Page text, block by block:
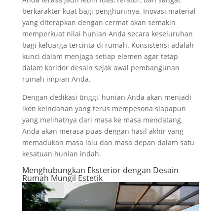
berkarakter kuat bagi penghuninya. Inovasi material
yang diterapkan dengan cermat akan semakin
memperkuat nilai hunian Anda secara keseluruhan
bagi keluarga tercinta di rumah. Konsistensi adalah
kunci dalam menjaga setiap elemen agar tetap
dalam koridor desain sejak awal pembangunan
rumah impian Anda.
Dengan dedikasi tinggi, hunian Anda akan menjadi
ikon keindahan yang terus mempesona siapapun
yang melihatnya dari masa ke masa mendatang.
Anda akan merasa puas dengan hasil akhir yang
memadukan masa lalu dan masa depan dalam satu
kesatuan hunian indah.
Menghubungkan Eksterior dengan Desain
Rumah Mungil Estetik